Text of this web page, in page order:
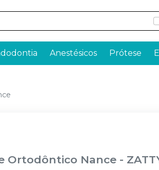
Anestésicos Prótese
Ortodôntico Nance -